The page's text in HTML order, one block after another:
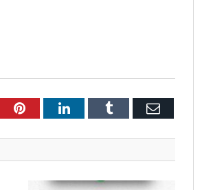
PinterestLinkedInTumblr Email